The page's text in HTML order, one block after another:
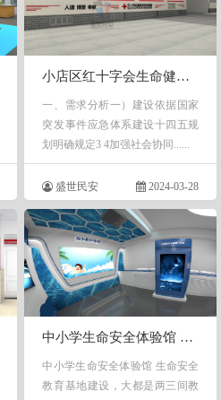
小店区红十字会生命健康安全体验 红十字应急救护培训基地功能设计方案
一、需求分析一）建设依据国家
突发事件应急体系建设十四五规
划明确规定3 4加强社会协同......
盛世民安 2024-03-28
中小学生命安全体验馆 生命安全教育基地设计内容大纲-盛世民安
中小学生命安全体验馆 生命安全
教育基地建设，大都是两三间教